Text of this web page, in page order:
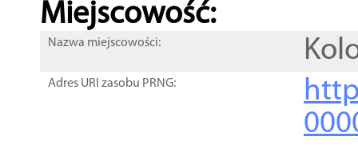
Miejscowość:
Nazwa miejscowości:
Adres URI zasobu PRNG: